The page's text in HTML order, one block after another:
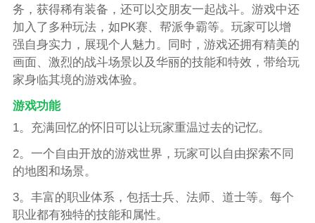
务，获得稀有装备，还可以交朋友一起战斗。游戏中还
加入了多种玩法，如PK赛、帮派争霸等。玩家可以增
强自身实力，展现个人魅力。同时，游戏还拥有精美的
画面、激烈的战斗场景以及华丽的技能和特效，带给玩
家身临其境的游戏体验。
游戏功能
1。充满回忆的怀旧可以让玩家重温过去的记忆。
2。一个自由开放的游戏世界，玩家可以自由探索不同
的地图和场景。
3。丰富的职业体系，包括士兵、法师、道士等。每个
职业都有独特的技能和属性。